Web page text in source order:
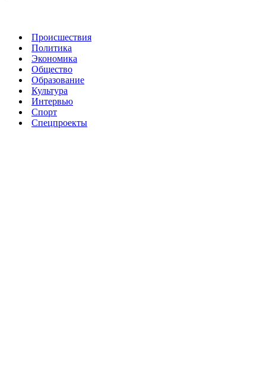
Происшествия
Политика
Экономика
Общество
Образование
Культура
Интервью
Спорт
Спецпроекты